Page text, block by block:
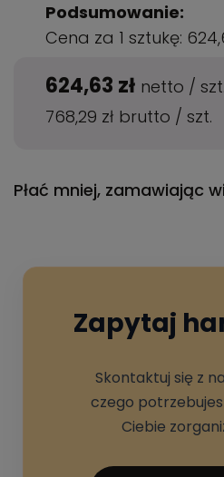
Podsumowanie:
Cena za 1 sztukę:
624,63 zł netto / szt.
768,29 zł brutto / szt.
Płać mniej, zamawiając
Zapytaj
Skontaktuj się z
czego
Ciebie